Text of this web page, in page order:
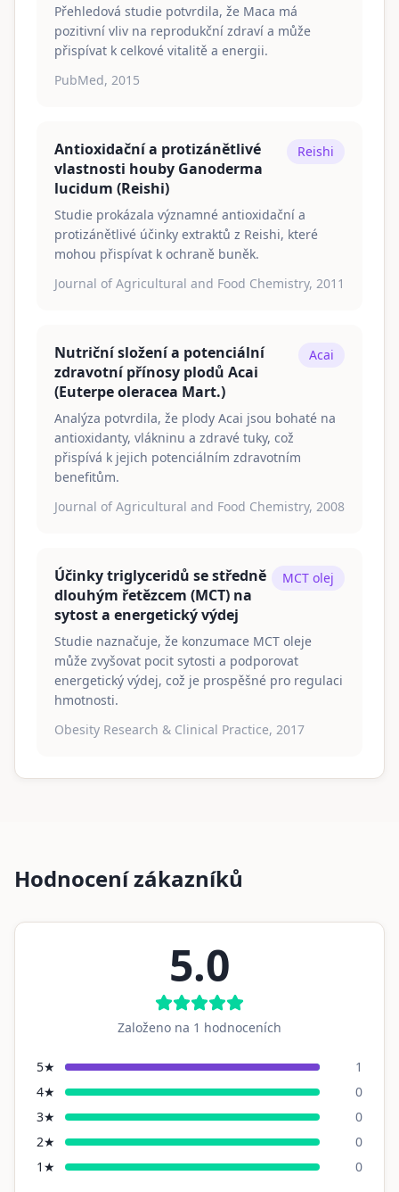
Přehledová studie potvrdila, že Maca má
pozitivní vliv na reprodukční zdraví a může
přispívat k celkové vitalitě a energii.
PubMed, 2015
Antioxidační a protizánětlivé
vlastnosti houby Ganoderma
lucidum (Reishi)
Reishi
Studie prokázala významné antioxidační a
protizánětlivé účinky extraktů z Reishi, které
mohou přispívat k ochraně buněk.
Journal of Agricultural and Food Chemistry, 2011
Nutriční složení a potenciální
zdravotní přínosy plodů Acai
(Euterpe oleracea Mart.)
Acai
Analýza potvrdila, že plody Acai jsou bohaté na
antioxidanty, vlákninu a zdravé tuky, což
přispívá k jejich potenciálním zdravotním
benefitům.
Journal of Agricultural and Food Chemistry, 2008
Účinky triglyceridů se středně
dlouhým řetězcem (MCT) na
sytost a energetický výdej
MCT olej
Studie naznačuje, že konzumace MCT oleje
může zvyšovat pocit sytosti a podporovat
energetický výdej, což je prospěšné pro regulaci
hmotnosti.
Obesity Research & Clinical Practice, 2017
Hodnocení zákazníků
5.0
Založeno na 1 hodnoceních
5★
1
4★
0
3★
0
2★
0
1 ★ 0